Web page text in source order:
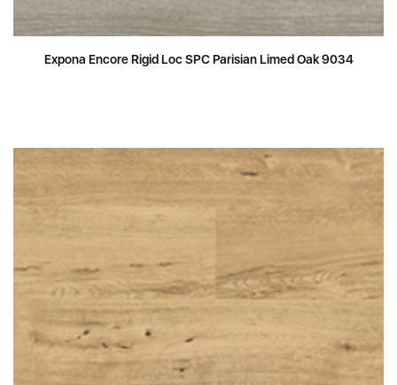
Expona Encore Rigid Loc SPC Parisian Limed Oak 9034